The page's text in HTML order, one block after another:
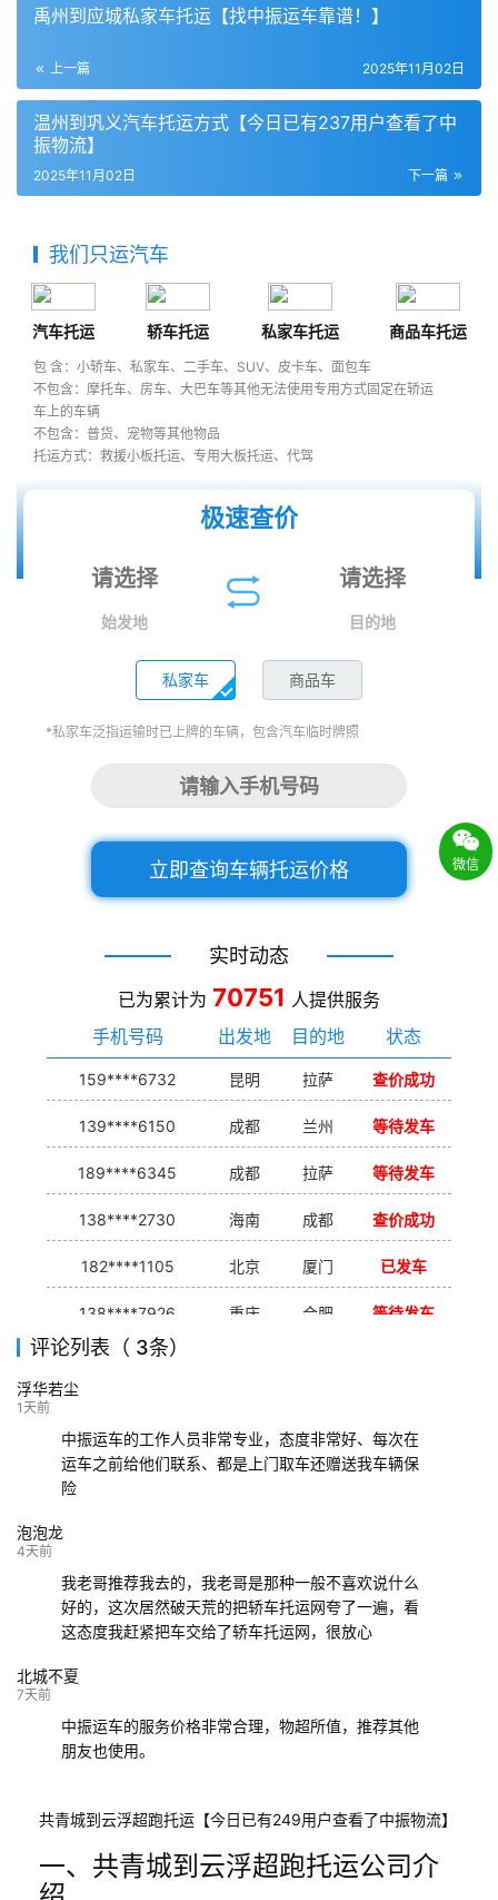
禹州到应城私家车托运【找中振运车靠谱！】
上一篇 2025年11月02日
温州到巩义汽车托运方式【今日已有237用户查看了中
振物流】
下一篇
2025年11月02日
我们只运汽车
汽车托运 轿车托运 私家车托运 商品车托运
包 含：小轿车、私家车、二手车、SUV、皮卡车、面包车
不包含：摩托车、房车、大巴车等其他无法使用专用方式固定在轿运
车上的车辆
不包含：普货、宠物等其他物品
托运方式：救援小板托运、专用大板托运、代驾
极速查价
始发地 目的地
私家车 商品车
*私家车泛指运输时已上牌的车辆，包含汽车临时牌照
立即查询车辆托运价格
实时动态
已为累计为 70751 人提供服务
手机号码
出发地 目的地 状态
159****6732 昆明 拉萨 查价成功
139****6150 成都 兰州 等待发车
189****6345 成都 拉萨 等待发车
138****2730 海南 成都 查价成功
182****1105 北京 厦门 已发车
138****7926 重庆 合肥 等待发车
139****9233
评论列表（ 3条）
浮华若尘
1天前
中振运车的工作人员非常专业，态度非常好、每次在
运车之前给他们联系、都是上门取车还赠送我车辆保
险
泡泡龙
4天前
我老哥推荐我去的，我老哥是那种一般不喜欢说什么
好的，这次居然破天荒的把轿车托运网夸了一遍，看
这态度我赶紧把车交给了轿车托运网，很放心
北城不夏
7天前
中振运车的服务价格非常合理，物超所值，推荐其他
朋友也使用。
共青城到云浮超跑托运【今日已有249用户查看了中振物流】
一、共青城到云浮超跑托运公司介
微信